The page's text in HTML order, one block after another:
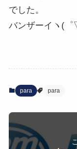
でした。
バンザーイヽ(
para para